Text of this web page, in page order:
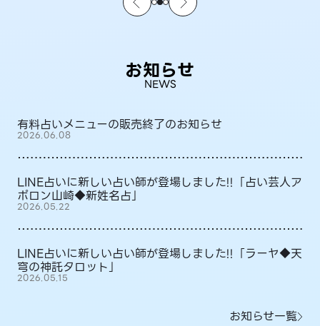
お知らせ
NEWS
有料占いメニューの販売終了のお知らせ
2026.06.08
LINE占いに新しい占い師が登場しました!!「占い芸人ア
ポロン山崎◆新姓名占」
2026.05.22
LINE占いに新しい占い師が登場しました!!「ラーヤ◆天
穹の神託タロット」
2026.05.15
お知らせ一覧